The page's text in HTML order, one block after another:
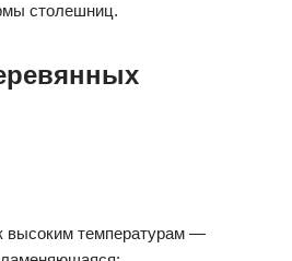
столешниц.
высоким температурам —